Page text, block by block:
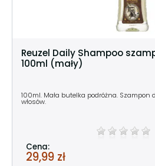
Reuzel Daily Shampoo
100ml (mały)
100ml. Mała butelka podróżna. Szampon
włosów.
Cena:
29,99 zł